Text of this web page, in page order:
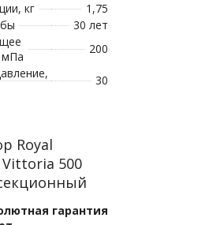
кг
1,75
30 лет
мПа
200
30
Royal
500
гарантия